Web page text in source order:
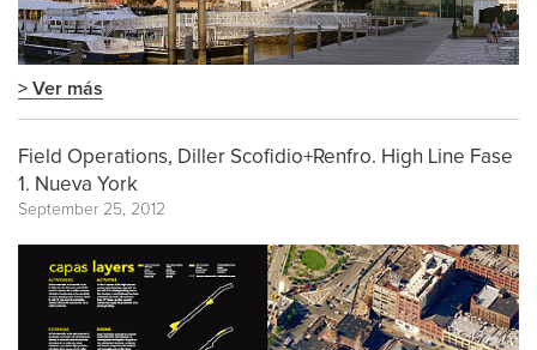
> Ver más
Field Operations, Diller Scofidio+Renfro. High Line Fase
1. Nueva York
September 25, 2012